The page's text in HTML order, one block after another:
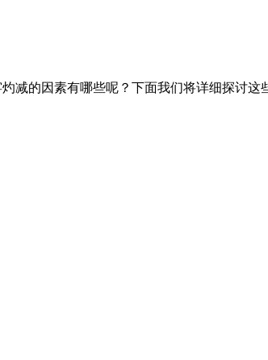
减的因素有哪些呢？下面我们将详细探讨